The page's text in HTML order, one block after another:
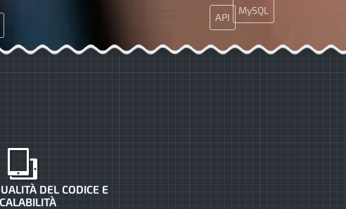
MySQL
API
DEL CODICE E